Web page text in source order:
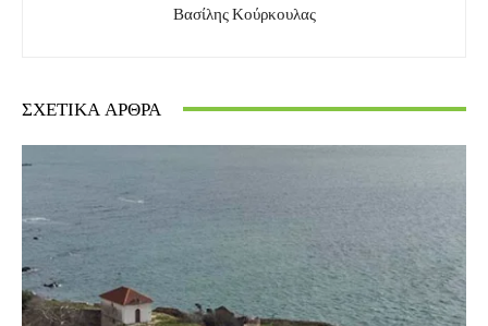
Βασίλης Κούρκουλας
ΣΧΕΤΙΚΆ ΆΡΘΡΑ